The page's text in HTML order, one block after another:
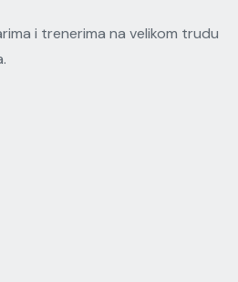
i trenerima na velikom trudu